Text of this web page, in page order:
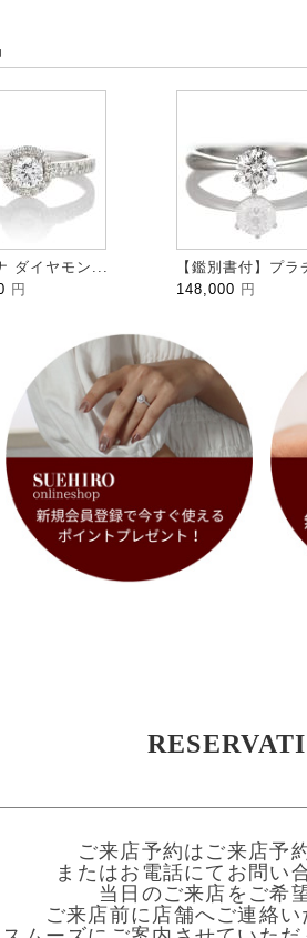
ダイヤモン...
円
【鑑別書付】プラ
148,000 円
ご来店予約はご来店予
またはお電話にてお問い
当日のご来店をご希
ご来店前に店舗へご連絡い